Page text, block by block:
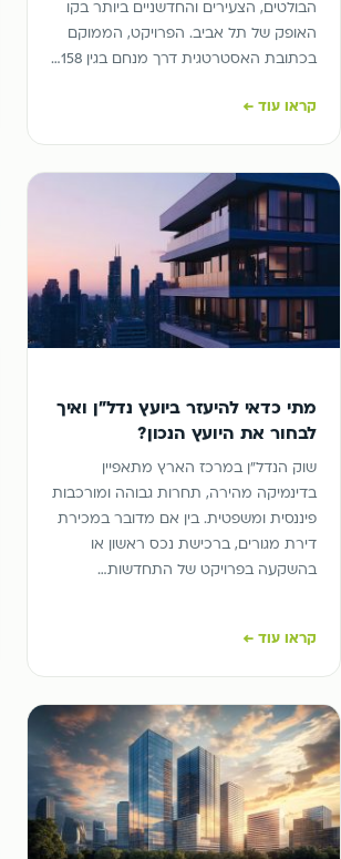
הבולטים, הצעירים והחדשניים ביותר בקו
האופק של תל אביב. הפרויקט, הממוקם
בכתובת האסטרטגית דרך מנחם בגין 158…
קראו עוד ←
מתי כדאי להיעזר ביועץ נדל"ן ואיך
לבחור את היועץ הנכון?
שוק הנדל"ן במרכז הארץ מתאפיין
בדינמיקה מהירה, תחרות גבוהה ומורכבות
פיננסית ומשפטית. בין אם מדובר במכירת
דירת מגורים, ברכישת נכס ראשון או
בהשקעה בפרויקט של התחדשות…
קראו עוד ←